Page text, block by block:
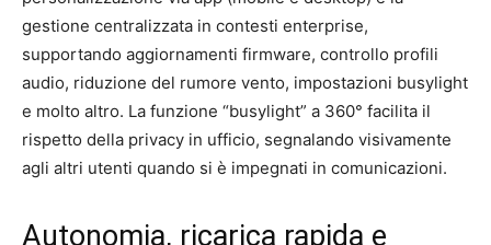
gestione centralizzata in contesti enterprise,
supportando aggiornamenti firmware, controllo profili
audio, riduzione del rumore vento, impostazioni busylight
e molto altro. La funzione “busylight” a 360° facilita il
rispetto della privacy in ufficio, segnalando visivamente
agli altri utenti quando si è impegnati in comunicazioni.
Autonomia, ricarica rapida e